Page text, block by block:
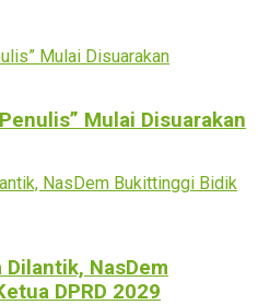
Mulai Disuarakan
Dilantik, NasDem
DPRD 2029